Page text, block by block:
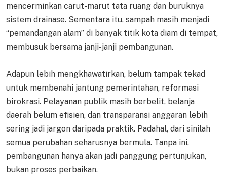
mencerminkan carut-marut tata ruang dan buruknya
sistem drainase. Sementara itu, sampah masih menjadi
“pemandangan alam” di banyak titik kota diam di tempat,
membusuk bersama janji-janji pembangunan.
Adapun lebih mengkhawatirkan, belum tampak tekad
untuk membenahi jantung pemerintahan, reformasi
birokrasi. Pelayanan publik masih berbelit, belanja
daerah belum efisien, dan transparansi anggaran lebih
sering jadi jargon daripada praktik. Padahal, dari sinilah
semua perubahan seharusnya bermula. Tanpa ini,
pembangunan hanya akan jadi panggung pertunjukan,
bukan proses perbaikan.